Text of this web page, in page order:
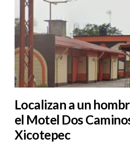
Localizan a un
el Motel Dos
Xicotepec